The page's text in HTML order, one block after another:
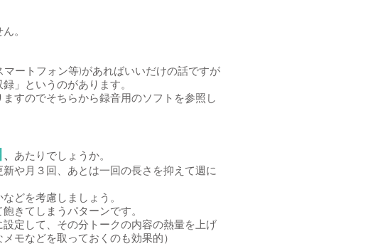
。
ートフォン等)があればいいだけの話ですが
」というのがあります。
ますのでそちらから録音用のソフトを参照し
、 あたりでしょうか。
や月３回、あとは一回の長さを抑えて週に
どを考慮しましょう。
きてしまうパターンです。
定して、その分トークの内容の熱量を上げ
モなどを取っておくのも効果的）